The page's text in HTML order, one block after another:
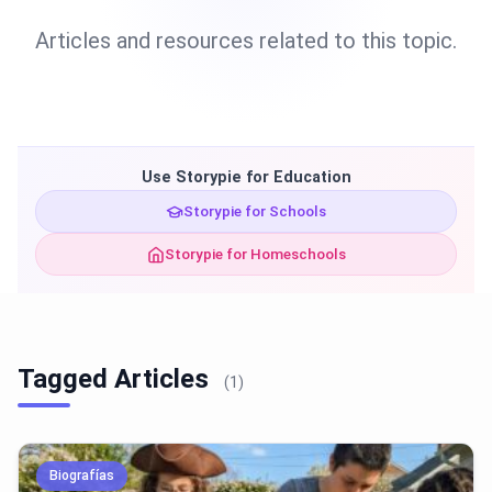
Articles and resources related to this topic.
Use Storypie for Education
Storypie for Schools
Storypie for Homeschools
Tagged Articles (1)
Biografías